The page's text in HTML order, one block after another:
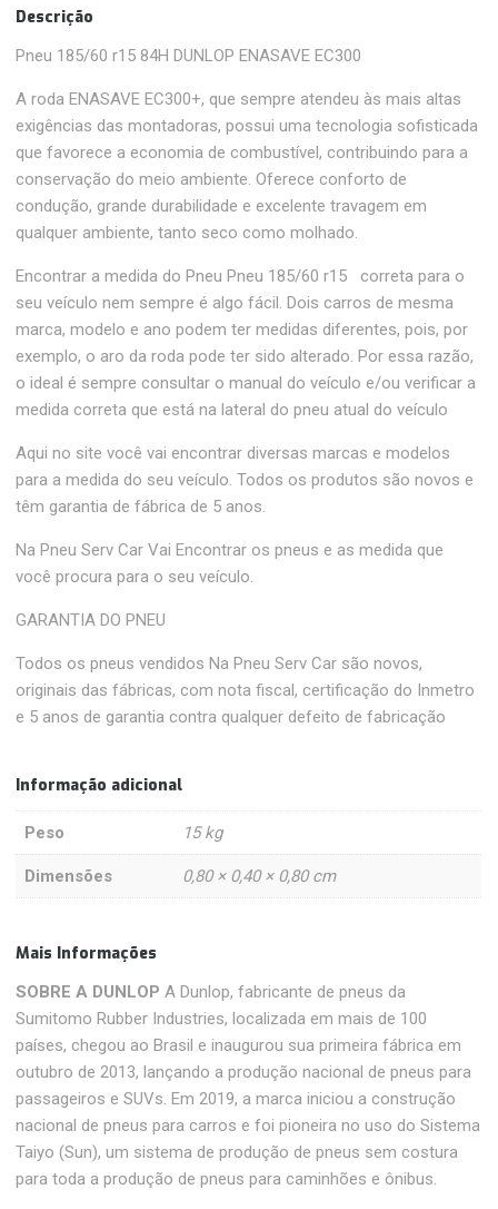
Descrição
Pneu 185/60 r15 84H DUNLOP ENASAVE EC300
A roda ENASAVE EC300+, que sempre atendeu às mais altas
exigências das montadoras, possui uma tecnologia sofisticada
que favorece a economia de combustível, contribuindo para a
conservação do meio ambiente. Oferece conforto de
condução, grande durabilidade e excelente travagem em
qualquer ambiente, tanto seco como molhado.
Encontrar a medida do Pneu Pneu 185/60 r15 correta para o
seu veículo nem sempre é algo fácil. Dois carros de mesma
marca, modelo e ano podem ter medidas diferentes, pois, por
exemplo, o aro da roda pode ter sido alterado. Por essa razão,
o ideal é sempre consultar o manual do veículo e/ou verificar a
medida correta que está na lateral do pneu atual do veículo
Aqui no site você vai encontrar diversas marcas e modelos
para a medida do seu veículo. Todos os produtos são novos e
têm garantia de fábrica de 5 anos.
Na Pneu Serv Car Vai Encontrar os pneus e as medida que
você procura para o seu veículo.
GARANTIA DO PNEU
Todos os pneus vendidos Na Pneu Serv Car são novos,
originais das fábricas, com nota fiscal, certificação do Inmetro
e 5 anos de garantia contra qualquer defeito de fabricação
Informação adicional
Peso 15 kg
Dimensões 0,80 × 0,40 × 0,80 cm
Mais Informações
SOBRE A DUNLOP A Dunlop, fabricante de pneus da
Sumitomo Rubber Industries, localizada em mais de 100
países, chegou ao Brasil e inaugurou sua primeira fábrica em
outubro de 2013, lançando a produção nacional de pneus para
passageiros e SUVs. Em 2019, a marca iniciou a construção
nacional de pneus para carros e foi pioneira no uso do Sistema
Taiyo (Sun), um sistema de produção de pneus sem costura
para toda a produção de pneus para caminhões e ônibus.